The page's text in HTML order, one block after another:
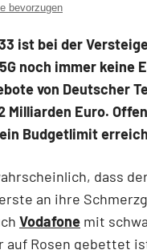
bevorzugen
ist bei der
noch immer keine
von Deutscher
Milliarden Euro.
Budgetlimit
dass
an ihre
Vodafone mit
Rosen gebettet